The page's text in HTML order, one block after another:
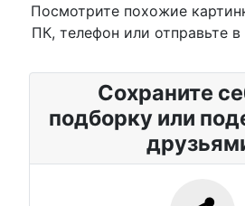
Посмотрите похожие
ПК, телефон или отправьте
Сохраните
подборку или